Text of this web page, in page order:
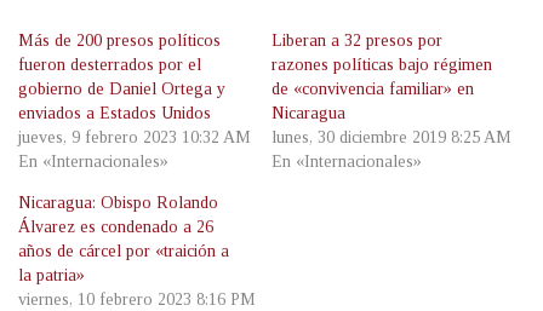
Más de 200 presos políticos
fueron desterrados por el
gobierno de Daniel Ortega y
enviados a Estados Unidos
jueves, 9 febrero 2023 10:32 AM
En «Internacionales»
Liberan a 32 presos por
razones políticas bajo régimen
de «convivencia familiar» en
Nicaragua
lunes, 30 diciembre 2019 8:25 AM
En «Internacionales»
Nicaragua: Obispo Rolando
Álvarez es condenado a 26
años de cárcel por «traición a
la patria»
viernes, 10 febrero 2023 8:16 PM